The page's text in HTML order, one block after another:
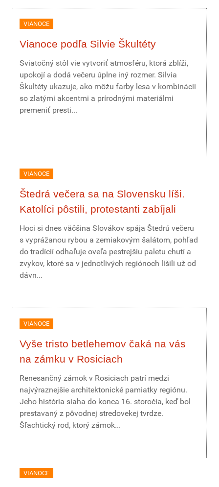
VIANOCE
Vianoce podľa Silvie Škultéty
Sviatočný stôl vie vytvoriť atmosféru, ktorá zblíži,
upokojí a dodá večeru úplne iný rozmer. Silvia
Škultéty ukazuje, ako môžu farby lesa v kombinácii
so zlatými akcentmi a prírodnými materiálmi
premeniť presti...
VIANOCE
Štedrá večera sa na Slovensku líši.
Katolíci pôstili, protestanti zabíjali
Hoci si dnes väčšina Slovákov spája Štedrú večeru
s vyprážanou rybou a zemiakovým šalátom, pohľad
do tradícií odhaľuje oveľa pestrejšiu paletu chutí a
zvykov, ktoré sa v jednotlivých regiónoch líšili už od
dávn...
VIANOCE
Vyše tristo betlehemov čaká na vás
na zámku v Rosiciach
Renesančný zámok v Rosiciach patrí medzi
najvýraznejšie architektonické pamiatky regiónu.
Jeho história siaha do konca 16. storočia, keď bol
prestavaný z pôvodnej stredovekej tvrdze.
Šľachtický rod, ktorý zámok...
VIANOCE